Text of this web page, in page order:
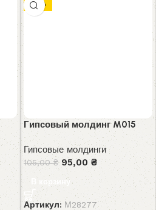
-10%
Гипсовый молдинг M015
Гипсовые молдинги
105,00₴ 95,00₴
В корзину
Артикул: М28277